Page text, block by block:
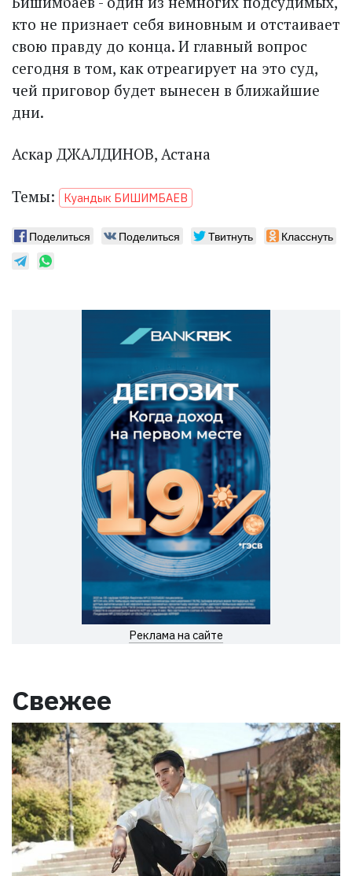
кто не признает себя виновным и отстаивает
свою правду до конца. И главный вопрос
сегодня в том, как отреагирует на это суд,
чей приговор будет вынесен в ближайшие
дни.
Аскар ДЖАЛДИНОВ, Астана
Темы: Куандык БИШИМБАЕВ
Поделиться Поделиться Твитнуть Класснуть
Реклама на сайте
Свежее